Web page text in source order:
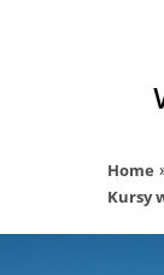
Home
Kursy